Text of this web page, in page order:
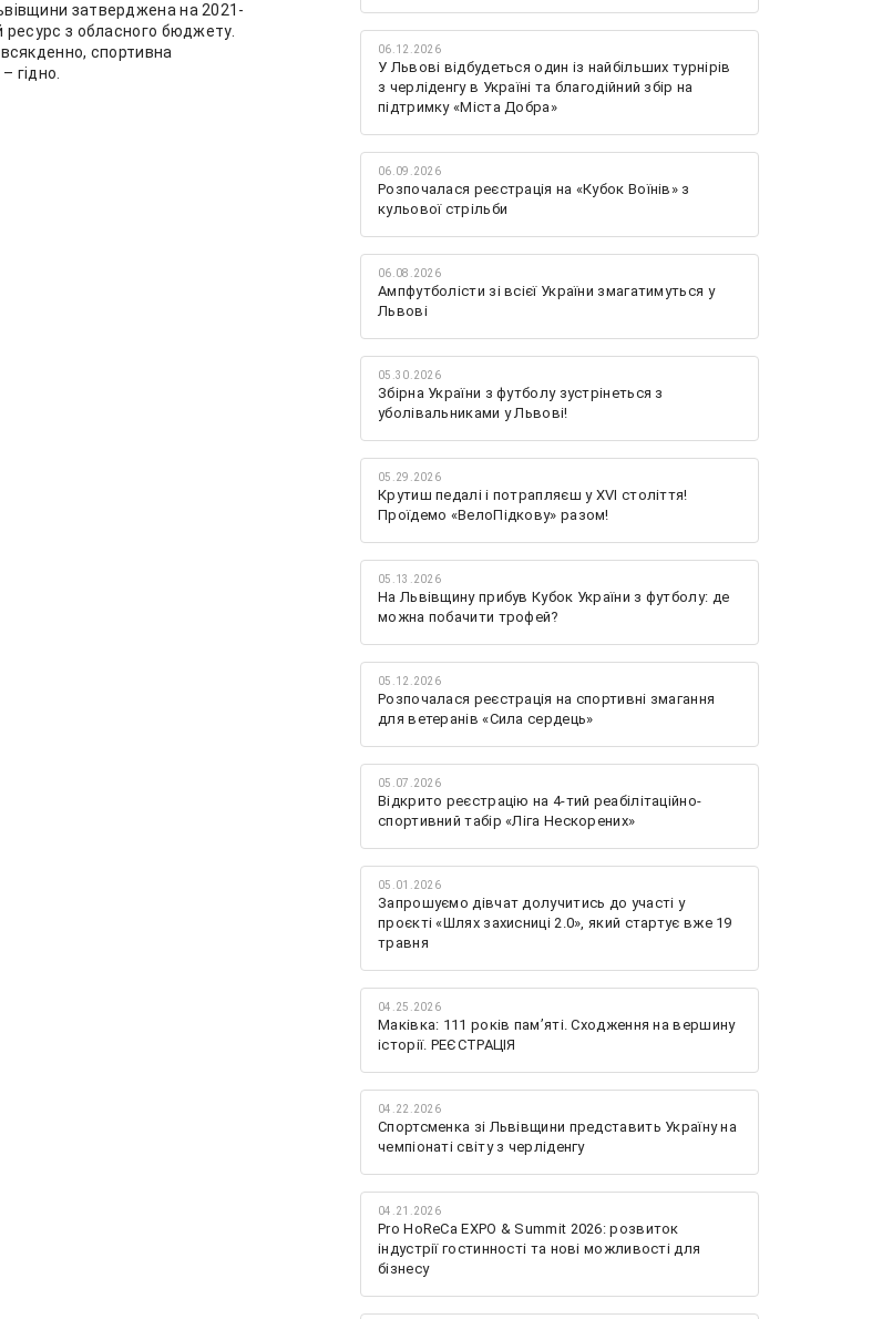
затверджена на 2021-
ресурс з обласного бюджету.
спортивна
гідно.
06.12.2026
У Львові відбудеться один із найбільших турнірів
з черліденгу в Україні та благодійний збір на
підтримку «Міста Добра»
06.09.2026
Розпочалася реєстрація на «Кубок Воїнів» з
кульової стрільби
06.08.2026
Ампфутболісти зі всієї України змагатимуться у
Львові
05.30.2026
Збірна України з футболу зустрінеться з
уболівальниками у Львові!
05.29.2026
Крутиш педалі і потрапляєш у XVI століття!
Проїдемо «ВелоПідкову» разом!
05.13.2026
На Львівщину прибув Кубок України з футболу: де
можна побачити трофей?
05.12.2026
Розпочалася реєстрація на спортивні змагання
для ветеранів «Сила сердець»
05.07.2026
Відкрито реєстрацію на 4-тий реабілітаційно-
спортивний табір «Ліга Нескорених»
05.01.2026
Запрошуємо дівчат долучитись до участі у
проєкті «Шлях захисниці 2.0», який стартує вже 19
травня
04.25.2026
Маківка: 111 років пам’яті. Сходження на вершину
історії. РЕЄСТРАЦІЯ
04.22.2026
Спортсменка зі Львівщини представить Україну на
чемпіонаті світу з черліденгу
04.21.2026
Pro HoReCa EXPO & Summit 2026: розвиток
індустрії гостинності та нові можливості для
бізнесу